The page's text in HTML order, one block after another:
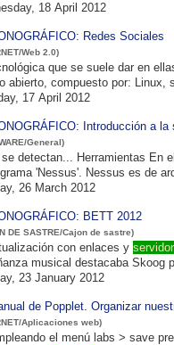
18 April 2012
Redes Sociales
Web 2.0)
que se suele dar en ellas es LAMP, acrónimo de las
código abierto, compuesto
17 April 2012
Introducción a
General)
... no se
el programa 'Nessus'.
26 March 2012
BETT 2012
DE SASTRE/Cajon de sastre)
con enlaces y servidor
musical destacaba Skoog
23 January 2012
de Popplet. Organizar
Aplicaciones web)
el menú labs > save